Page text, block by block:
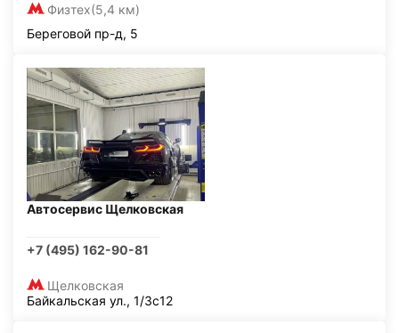
Физтех(5,4 км)
Береговой пр-д, 5
Автосервис Щелковская
+7 (495) 162-90-81
Щелковская
Байкальская ул., 1/3с12